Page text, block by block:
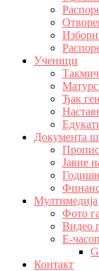
Ученици
Ђак
Документа
Јавне
Мултимедија
Фото
Видео
Е-
Контакт